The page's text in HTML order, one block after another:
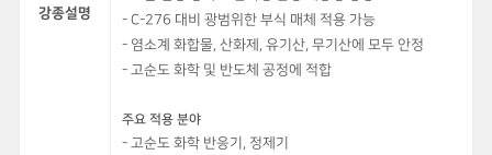
강종설명
- C-276 대비 광범위한 부식 매체 적용 가능
- 염소계 화합물, 산화제, 유기산, 무기산에 모두 안정
- 고순도 화학 및 반도체 공정에 적합
주요 적용 분야
- 고순도 화학 반응기, 정제기